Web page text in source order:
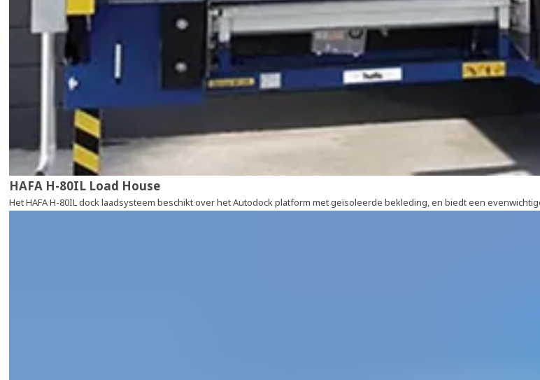
HAFA H-80IL Load House
Het HAFA H-80IL dock laadsysteem beschikt over het Autodock platform met geïsoleerde bekleding, en biedt een